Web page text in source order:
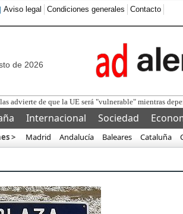
Aviso legal Condiciones generales Contacto
de 2026
advierte de que la UE será "vulnerable" mientras
Internacional Sociedad
> Madrid Andalucía Baleares Cataluña